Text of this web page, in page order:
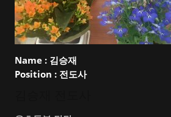
Name : 김승재
Position : 전도사